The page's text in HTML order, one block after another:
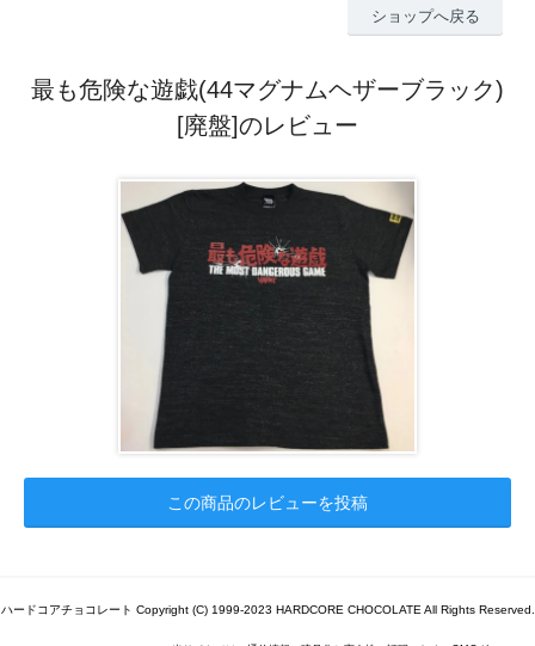
ショップへ戻る
最も危険な遊戯(44マグナムヘザーブラック)
[廃盤]のレビュー
この商品のレビューを投稿
ハードコアチョコレート Copyright (C) 1999-2023 HARDCORE CHOCOLATE All Rights Reserved.